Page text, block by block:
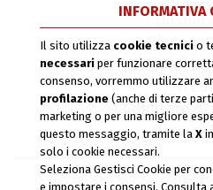
Dicono
SInAPSi
Il
Comitato di
Privacy
INFORMATIVA
Il sito utilizza cookie tecnici o
necessari per funzionare
consenso, vorremmo utilizzare
profilazione (anche di terze
marketing o per una migliore
questo messaggio, tramite la X
solo i cookie necessari.
Seleziona Gestisci Cookie per
e impostare i consensi. Consulta